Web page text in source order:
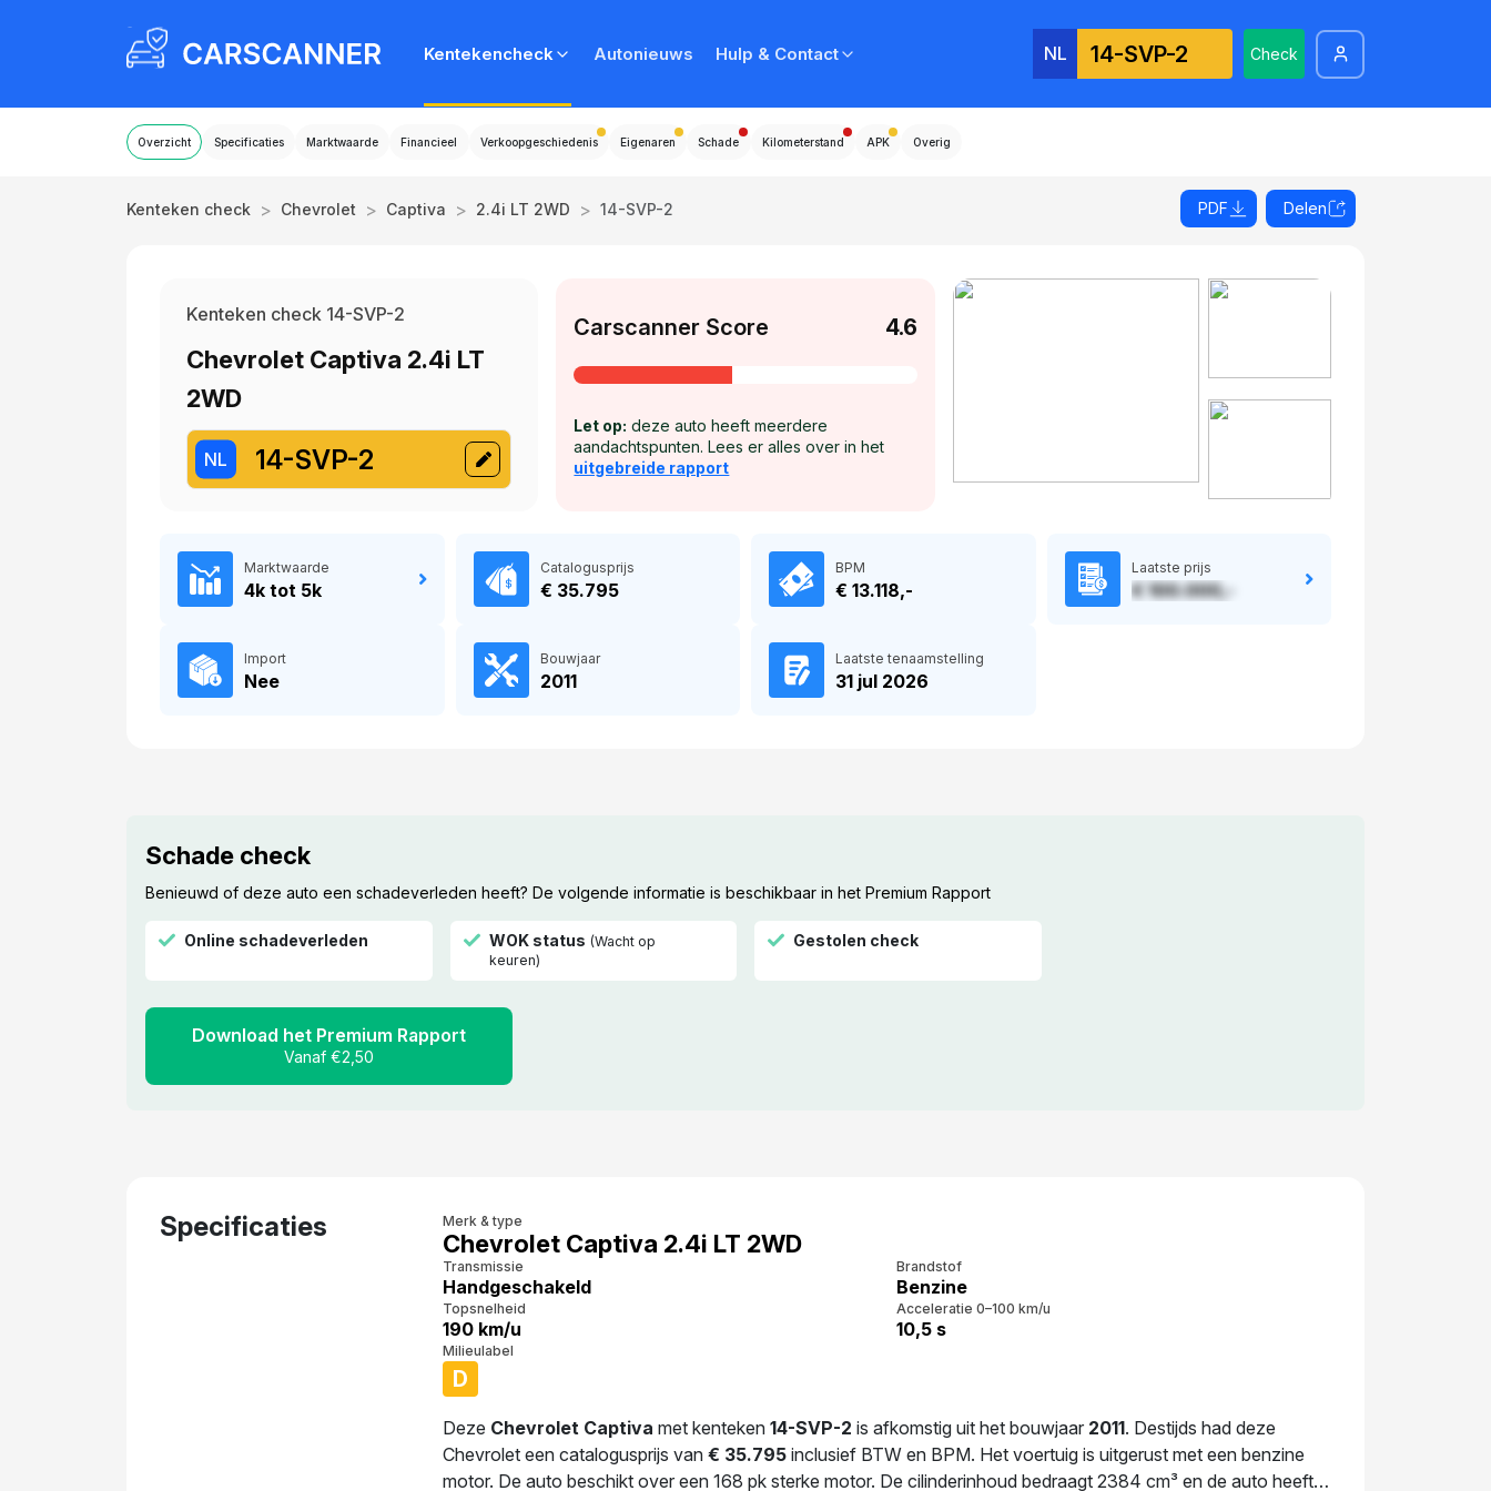
Kentekencheck Autonieuws Hulp & Contact NL Check
Overzicht Specificaties Marktwaarde Financieel Verkoopgeschiedenis Eigenaren Schade Kilometerstand APK Overig
Kenteken check > Chevrolet > Captiva > 2.4i LT 2WD > 14-SVP-2 PDF Delen
Kenteken check 14-SVP-2
Chevrolet Captiva 2.4i LT
2WD
NL 14-SVP-2
Carscanner Score 4.6
Let op: deze auto heeft meerdere
aandachtspunten. Lees er alles over in het
uitgebreide rapport
Marktwaarde
4k tot 5k
Catalogusprijs
€ 35.795
BPM
€ 13.118,-
Laatste prijs
€ 100.000,-
Import
Nee
Bouwjaar
2011
Laatste tenaamstelling
31 jul 2026
Schade check
Benieuwd of deze auto een schadeverleden heeft? De volgende informatie is beschikbaar in het Premium Rapport
Online schadeverleden WOK status (Wacht op
keuren)
Gestolen check
Download het Premium Rapport
Vanaf €2,50
Specificaties Merk & type
Chevrolet Captiva 2.4i LT 2WD
Transmissie
Handgeschakeld
Brandstof
Benzine
Topsnelheid
190 km/u
Acceleratie 0–100 km/u
10,5 s
Milieulabel
D
Deze Chevrolet Captiva met kenteken 14-SVP-2 is afkomstig uit het bouwjaar 2011. Destijds had deze
Chevrolet een catalogusprijs van € 35.795 inclusief BTW en BPM. Het voertuig is uitgerust met een benzine
motor. De auto beschikt over een 168 pk sterke motor. De cilinderinhoud bedraagt 2384 cm³ en de auto heeft 4